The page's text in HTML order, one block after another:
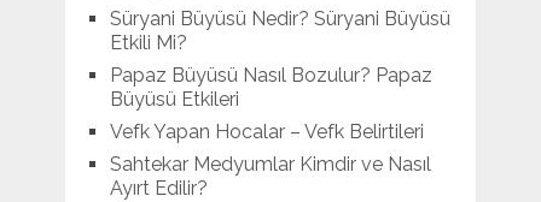
Süryani Büyüsü Nedir? Süryani Büyüsü
Etkili Mi?
Papaz Büyüsü Nasıl Bozulur? Papaz
Büyüsü Etkileri
Vefk Yapan Hocalar – Vefk Belirtileri
Sahtekar Medyumlar Kimdir ve Nasıl
Ayırt Edilir?